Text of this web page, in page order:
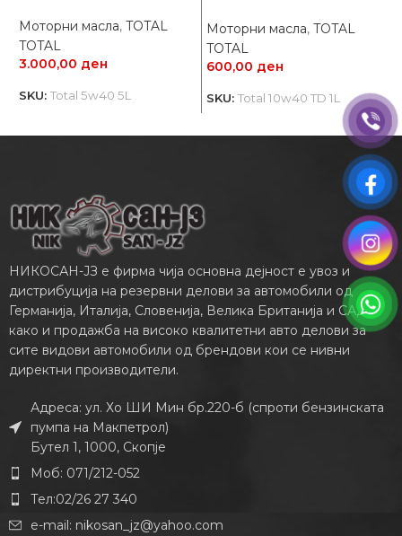
Моторни масла, TOTAL
TOTAL
3.000,00 ден
SKU: Total 5w40 5L
Моторни масла, TOTAL
TOTAL
600,00 ден
SKU: Total 10w40 TD 1L
НИКОСАН-ЈЗ е фирма чија основна дејност е увоз и
дистрибуција на резервни делови за автомобили од
Германија, Италија, Словенија, Велика Британија и САД,
како и продажба на високо квалитетни авто делови за
сите видови автомобили од брендови кои се нивни
директни производители.
Адреса: ул. Хо ШИ Мин бр.220-б (спроти бензинската
пумпа на Макпетрол)
Бутел 1, 1000, Скопје
Моб: 071/212-052
Тел:02/26 27 340
e-mail: nikosan_jz@yahoo.com